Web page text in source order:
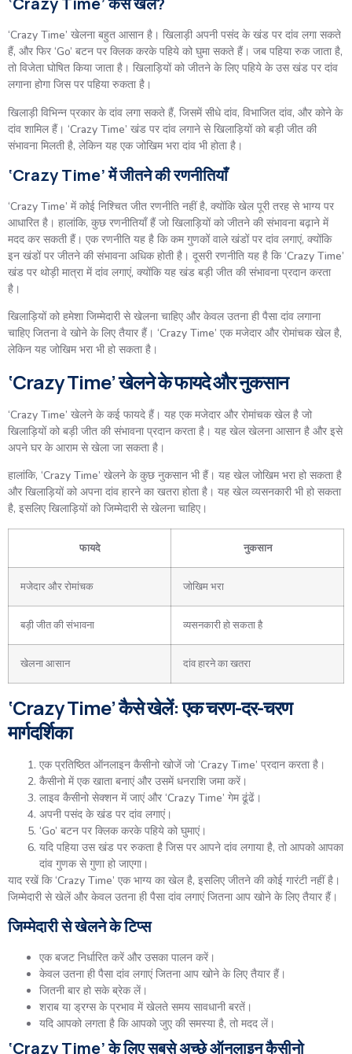
‘Crazy Time’ खेलना बहुत आसान है। खिलाड़ी अपनी पसंद के खंड पर दांव लगा सकते
हैं, और फिर ‘Go’ बटन पर क्लिक करके पहिये को घुमा सकते हैं। जब पहिया रुक जाता है,
तो विजेता घोषित किया जाता है। खिलाड़ियों को जीतने के लिए पहिये के उस खंड पर दांव
लगाना होगा जिस पर पहिया रुकता है।
खिलाड़ी विभिन्न प्रकार के दांव लगा सकते हैं, जिसमें सीधे दांव, विभाजित दांव, और कोने के
दांव शामिल हैं। ‘Crazy Time’ खंड पर दांव लगाने से खिलाड़ियों को बड़ी जीत की
संभावना मिलती है, लेकिन यह एक जोखिम भरा दांव भी होता है।
‘Crazy Time’ में जीतने की रणनीतियाँ
‘Crazy Time’ में कोई निश्चित जीत रणनीति नहीं है, क्योंकि खेल पूरी तरह से भाग्य पर
आधारित है। हालांकि, कुछ रणनीतियाँ हैं जो खिलाड़ियों को जीतने की संभावना बढ़ाने में
मदद कर सकती हैं। एक रणनीति यह है कि कम गुणकों वाले खंडों पर दांव लगाएं, क्योंकि
इन खंडों पर जीतने की संभावना अधिक होती है। दूसरी रणनीति यह है कि ‘Crazy Time’
खंड पर थोड़ी मात्रा में दांव लगाएं, क्योंकि यह खंड बड़ी जीत की संभावना प्रदान करता
है।
खिलाड़ियों को हमेशा जिम्मेदारी से खेलना चाहिए और केवल उतना ही पैसा दांव लगाना
चाहिए जितना वे खोने के लिए तैयार हैं। ‘Crazy Time’ एक मजेदार और रोमांचक खेल है,
लेकिन यह जोखिम भरा भी हो सकता है।
‘Crazy Time’ खेलने के फायदे और नुकसान
‘Crazy Time’ खेलने के कई फायदे हैं। यह एक मजेदार और रोमांचक खेल है जो
खिलाड़ियों को बड़ी जीत की संभावना प्रदान करता है। यह खेल खेलना आसान है और इसे
अपने घर के आराम से खेला जा सकता है।
हालांकि, ‘Crazy Time’ खेलने के कुछ नुकसान भी हैं। यह खेल जोखिम भरा हो सकता है
और खिलाड़ियों को अपना दांव हारने का खतरा होता है। यह खेल व्यसनकारी भी हो सकता
है, इसलिए खिलाड़ियों को जिम्मेदारी से खेलना चाहिए।
फायदे नुकसान
मजेदार और रोमांचक जोखिम भरा
बड़ी जीत की संभावना व्यसनकारी हो सकता है
खेलना आसान दांव हारने का खतरा
‘Crazy Time’ कैसे खेलें: एक चरण-दर-चरण
मार्गदर्शिका
एक प्रतिष्ठित ऑनलाइन कैसीनो खोजें जो ‘Crazy Time’ प्रदान करता है।
कैसीनो में एक खाता बनाएं और उसमें धनराशि जमा करें।
लाइव कैसीनो सेक्शन में जाएं और ‘Crazy Time’ गेम ढूंढें।
अपनी पसंद के खंड पर दांव लगाएं।
‘Go’ बटन पर क्लिक करके पहिये को घुमाएं।
यदि पहिया उस खंड पर रुकता है जिस पर आपने दांव लगाया है, तो आपको आपका
दांव गुणक से गुणा हो जाएगा।
याद रखें कि ‘Crazy Time’ एक भाग्य का खेल है, इसलिए जीतने की कोई गारंटी नहीं है।
जिम्मेदारी से खेलें और केवल उतना ही पैसा दांव लगाएं जितना आप खोने के लिए तैयार हैं।
जिम्मेदारी से खेलने के टिप्स
एक बजट निर्धारित करें और उसका पालन करें।
केवल उतना ही पैसा दांव लगाएं जितना आप खोने के लिए तैयार हैं।
जितनी बार हो सके ब्रेक लें।
शराब या ड्रग्स के प्रभाव में खेलते समय सावधानी बरतें।
यदि आपको लगता है कि आपको जुए की समस्या है, तो मदद लें।
‘Crazy Time’ के लिए सबसे अच्छे ऑनलाइन कैसीनो